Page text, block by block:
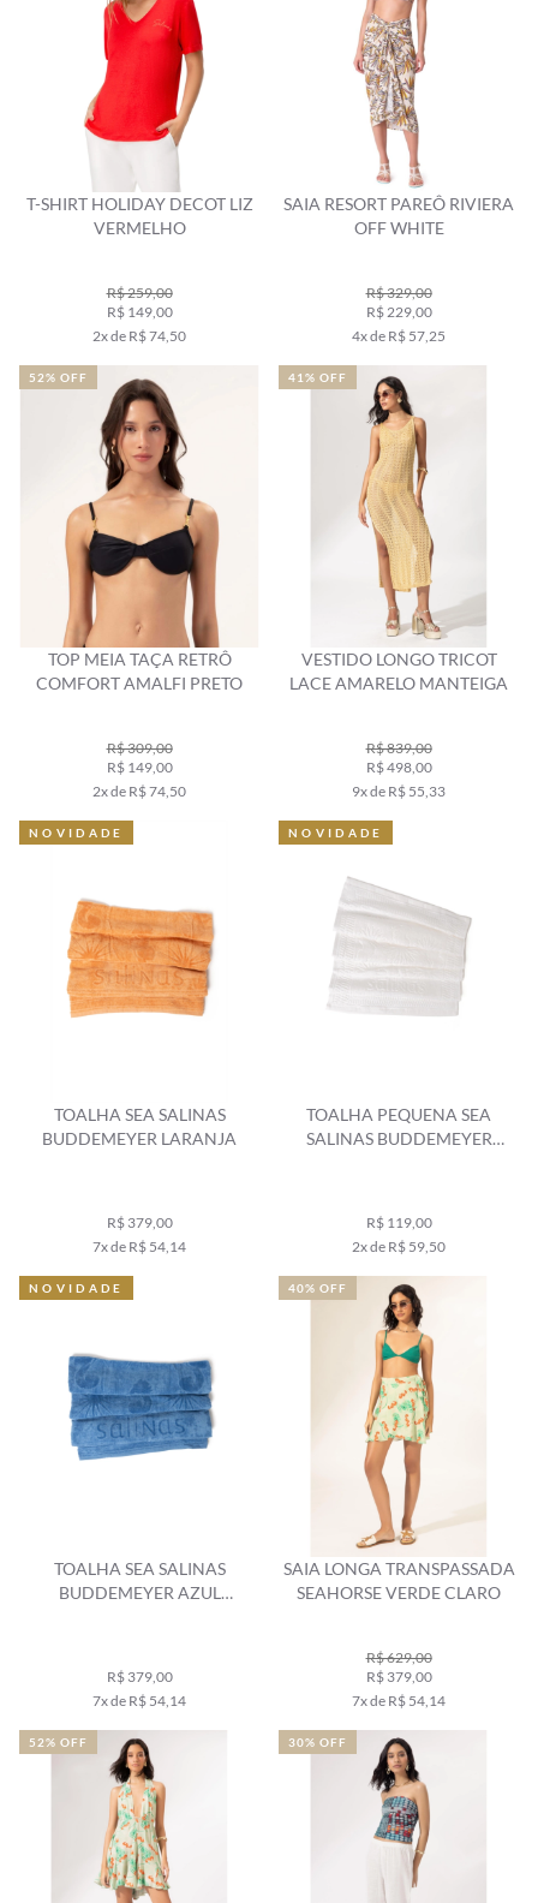
T-SHIRT HOLIDAY DECOT LIZ
VERMELHO
R$ 259,00
R$ 149,00
2x de R$ 74,50
SAIA RESORT PAREÔ RIVIERA
OFF WHITE
R$ 329,00
R$ 229,00
4x de R$ 57,25
TOP MEIA TAÇA RETRÔ
COMFORT AMALFI PRETO
R$ 309,00
R$ 149,00
2x de R$ 74,50
52% OFF
VESTIDO LONGO TRICOT
LACE AMARELO MANTEIGA
R$ 839,00
R$ 498,00
9x de R$ 55,33
41% OFF
TOALHA SEA SALINAS
BUDDEMEYER LARANJA
R$ 379,00
7x de R$ 54,14
NOVIDADE
TOALHA PEQUENA SEA
SALINAS BUDDEMEYER
R$ 119,00
2x de R$ 59,50
NOVIDADE
TOALHA SEA SALINAS
BUDDEMEYER AZUL
R$ 379,00
7x de R$ 54,14
NOVIDADE
SAIA LONGA TRANSPASSADA
SEAHORSE VERDE CLARO
R$ 629,00
R$ 379,00
7x de R$ 54,14
40% OFF
52% OFF 30% OFF